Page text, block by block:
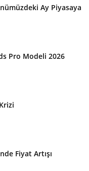
Ay Piyasaya
Pro Modeli 2026
Fiyat Artışı